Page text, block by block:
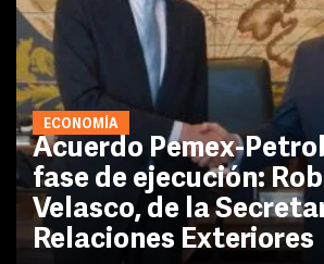
ECONOMÍA
Acuerdo Pemex-
fase de ejecución:
Velasco, de la
Relaciones Exteriores